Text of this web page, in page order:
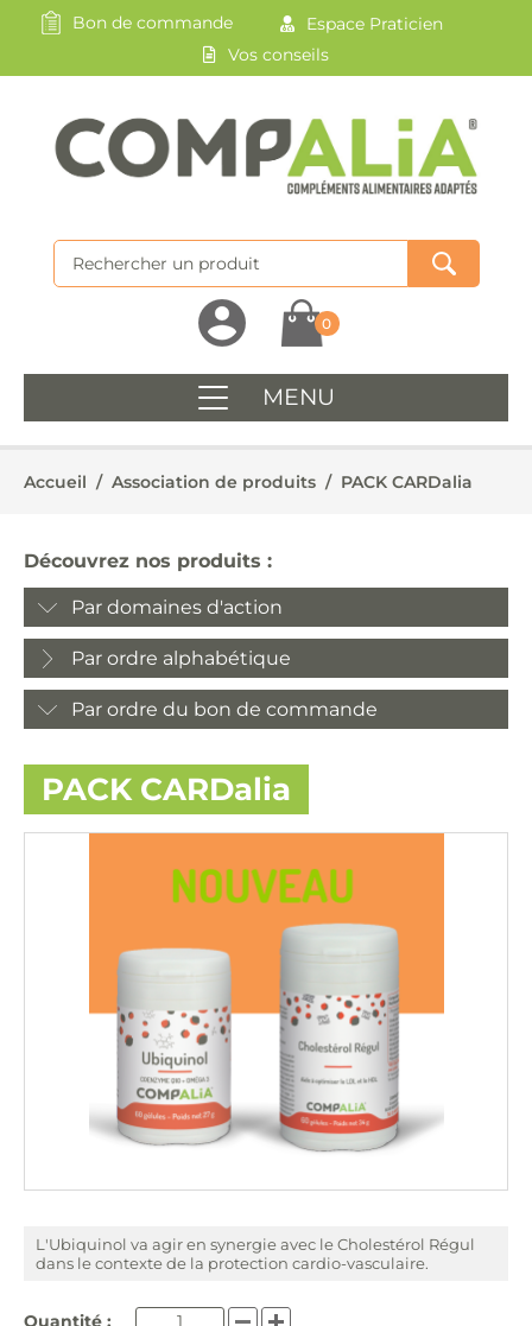
Bon de commande
Espace Praticien
Vos conseils
0
MENU
Accueil / Association de produits / PACK CARDalia
Découvrez nos produits :
Par domaines d'action
Par ordre alphabétique
Par ordre du bon de commande
PACK CARDalia
L'Ubiquinol va agir en synergie avec le Cholestérol Régul
dans le contexte de la protection cardio-vasculaire.
Quantité :